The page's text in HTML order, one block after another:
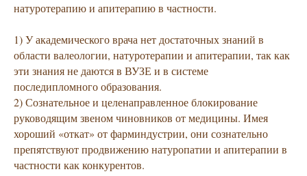
натуротерапию и апитерапию в частности.
1) У академического врача нет достаточных знаний в
области валеологии, натуротерапии и апитерапии, так как
эти знания не даются в ВУЗЕ и в системе
последипломного образования.
2) Сознательное и целенаправленное блокирование
руководящим звеном чиновников от медицины. Имея
хороший «откат» от фарминдустрии, они сознательно
препятствуют продвижению натуропатии и апитерапии в
частности как конкурентов.